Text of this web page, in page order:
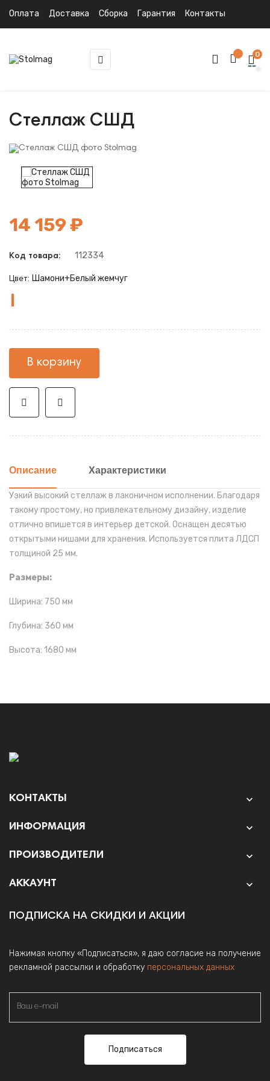
Оплата Доставка Сборка Гарантия Контакты
Toggle
navigation
☰ 0
Стеллаж СШД
14 159 ₽
Код товара: 112334
Цвет: Шамони+Белый жемчуг
жемчуг
В корзину
Описание Характеристики
Узкий высокий стеллаж в лаконичном исполнении. Благодаря
такому простому, но привлекательному дизайну, изделие
отлично впишется в интерьер детской. Оснащен десятью
открытыми нишами для хранения. Используется плита ЛДСП
толщиной 25 мм.
Размеры:
Ширина: 750 мм
Глубина: 360 мм
Высота: 1680 мм
КОНТАКТЫ 
ИНФОРМАЦИЯ 
ПРОИЗВОДИТЕЛИ 
АККАУНТ 
ПОДПИСКА НА СКИДКИ И АКЦИИ
Нажимая кнопку «Подписаться», я даю согласие на получение
рекламной рассылки и обработку персональных данных
Подписаться